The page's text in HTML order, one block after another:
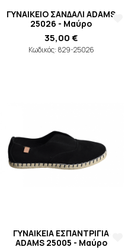
ΓΥΝΑΙΚΕΙΟ ΣΑΝΔΑΛΙ ADAMS
25026 - Μαύρο
35,00 €
Κωδικός: 829-25026
ΓΥΝΑΙΚΕΙΑ ΕΣΠΑΝΤΡΙΓΙΑ
ADAMS 25005 - Μαύρο